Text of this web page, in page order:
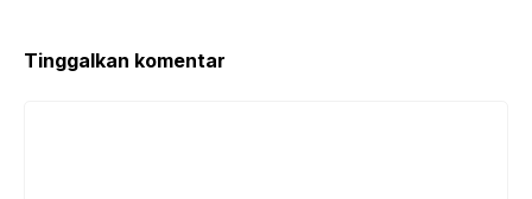
Tinggalkan komentar